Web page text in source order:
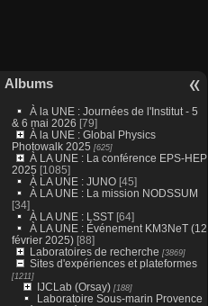
Albums
À la UNE : Journées de l'Institut - 5
& 6 mai 2026 [79]
À la UNE : Global Physics
Photowalk 2025 [625]
À LA UNE : La conférence EPS-HEP
2025 [1085]
À LA UNE : JUNO [45]
À LA UNE : La mission NODSSUM
[34]
À LA UNE : LSST[64]
À LA UNE : Événement KM3NeT (12
février 2025)[88]
Laboratoires de recherche [3869]
Sites d'expériences et plateformes
[1211]
IJCLab (Orsay)[188]
Laboratoire Sous-marin Provence